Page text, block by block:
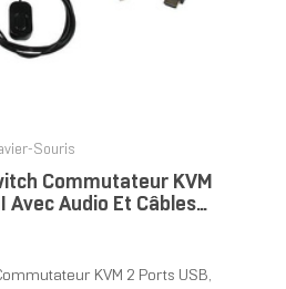
Souris
Commutateur KVM
Avec Audio Et Câbles
- Auto Alimenté
KVM 2 Ports USB,